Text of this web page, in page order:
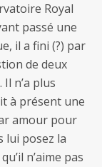
Royal
passé une
il a fini (?) par
de deux
n’a plus
à présent une
amour pour
lui posez la
n’aime pas